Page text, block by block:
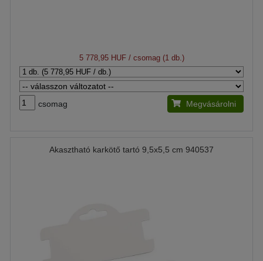
5 778,95 HUF/ csomag (1 db.)
csomag Megvásárolni
Akasztható karkötő tartó 9,5x5,5 cm 940537